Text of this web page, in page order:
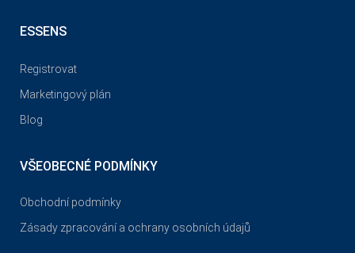
ESSENS
Registrovat
Marketingový plán
Blog
VŠEOBECNÉ PODMÍNKY
Obchodní podmínky
Zásady zpracování a ochrany osobních údajů